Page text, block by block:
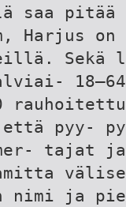
saa pitää
Harjus on
Sekä
talviai-
pyy-
mer- tajat
nimi ja